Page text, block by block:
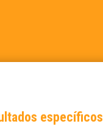
específicos